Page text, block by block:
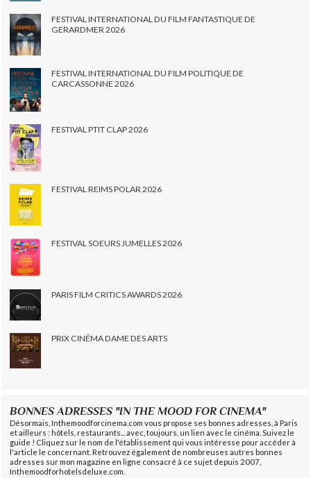
FESTIVAL INTERNATIONAL DU FILM FANTASTIQUE DE
GERARDMER 2026
FESTIVAL INTERNATIONAL DU FILM POLITIQUE DE
CARCASSONNE 2026
FESTIVAL PTIT CLAP 2026
FESTIVAL REIMS POLAR 2026
FESTIVAL SOEURS JUMELLES 2026
PARIS FILM CRITICS AWARDS 2026
PRIX CINÉMA DAME DES ARTS
BONNES ADRESSES "IN THE MOOD FOR CINEMA"
Désormais, Inthemoodforcinema.com vous propose ses bonnes adresses, à Paris
et ailleurs : hôtels, restaurants... avec, toujours, un lien avec le cinéma. Suivez le
guide ! Cliquez sur le nom de l'établissement qui vous intéresse pour accéder à
l'article le concernant. Retrouvez également de nombreuses autres bonnes
adresses sur mon magazine en ligne consacré à ce sujet depuis 2007,
Inthemoodforhotelsdeluxe.com.